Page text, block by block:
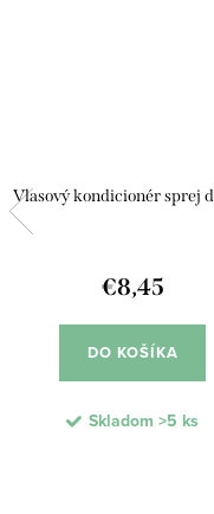
Vlasový kondicionér sprej
€8,45
DO KOŠÍKA
Skladom >5 ks